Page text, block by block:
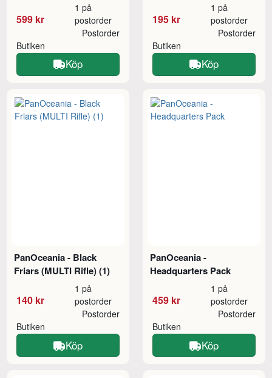
599 kr
1 på
postorder
Butiken
Postorder
Köp
195 kr
1 på
postorder
Butiken
Postorder
Köp
PanOceania - Black
Friars (MULTI Rifle) (1)
140 kr
1 på
postorder
Butiken
Postorder
Köp
PanOceania -
Headquarters Pack
459 kr
1 på
postorder
Butiken
Postorder
Köp